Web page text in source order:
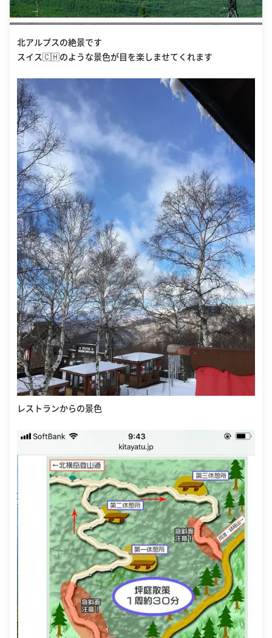
北アルプスの絶景です
スイス🇨🇭のような景色が目を楽しませてくれます
レストランからの景色